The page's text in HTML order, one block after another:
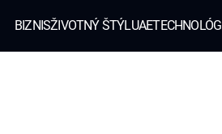
BIZNISŽIVOTNÝ ŠTÝLUAE